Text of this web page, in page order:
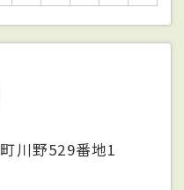
川野529番地1